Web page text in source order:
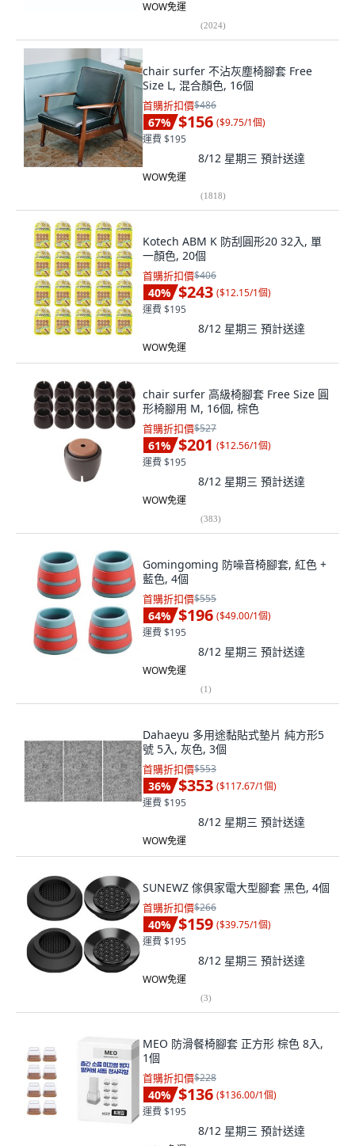
WOW免運
(2024)
chair surfer 不沾灰塵椅腳套 Free
Size L, 混合顏色, 16個
首購折扣價$486
67% $156 ($9.75/1個)
運費 $195
8/12 星期三 預計送達
WOW免運
(1818)
Kotech ABM K 防刮圓形20 32入, 單
一顏色, 20個
首購折扣價$406
40% $243 ($12.15/1個)
運費 $195
8/12 星期三 預計送達
WOW免運
chair surfer 高級椅腳套 Free Size 圓
形椅腳用 M, 16個, 棕色
首購折扣價$527
61% $201 ($12.56/1個)
運費 $195
8/12 星期三 預計送達
WOW免運
(383)
Gomingoming 防噪音椅腳套, 紅色 +
藍色, 4個
首購折扣價$555
64% $196 ($49.00/1個)
運費 $195
8/12 星期三 預計送達
WOW免運
(1)
Dahaeyu 多用途黏貼式墊片 純方形5
號 5入, 灰色, 3個
首購折扣價$553
36% $353 ($117.67/1個)
運費 $195
8/12 星期三 預計送達
WOW免運
SUNEWZ 傢俱家電大型腳套 黑色, 4個
首購折扣價$266
40% $159 ($39.75/1個)
運費 $195
8/12 星期三 預計送達
WOW免運
(3)
MEO 防滑餐椅腳套 正方形 棕色 8入,
1個
首購折扣價$228
40% $136 ($136.00/1個)
運費 $195
8/12 星期三 預計送達